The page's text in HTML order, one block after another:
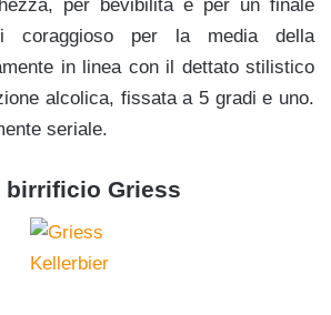
per bevibilità e per un finale
coraggioso per la media della
in linea con il dettato stilistico
alcolica, fissata a 5 gradi e uno.
seriale.
birrificio Griess